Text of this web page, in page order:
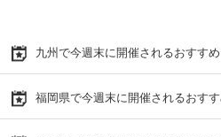
九州で今週末に開催されるおすす
福岡県で今週末に開催されるおす